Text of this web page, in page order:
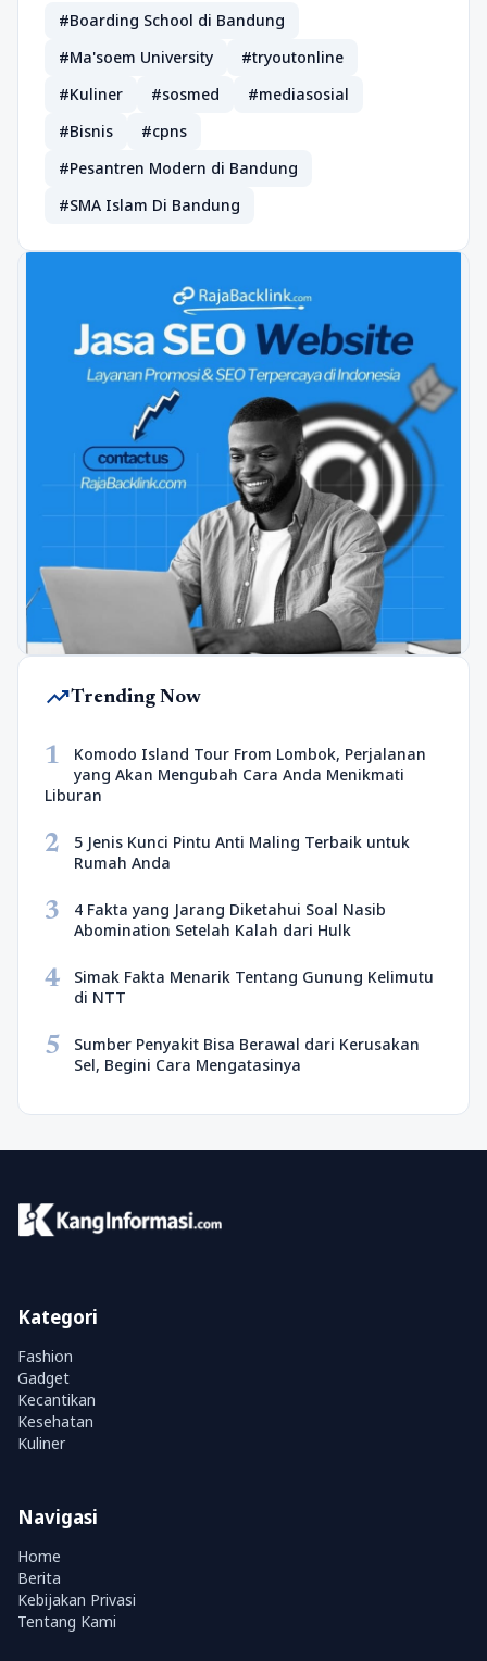
#Boarding School di Bandung
#Ma'soem University
#tryoutonline
#Kuliner
#sosmed
#mediasosial
#Bisnis
#cpns
#Pesantren Modern di Bandung
#SMA Islam Di Bandung
trending_upTrending Now
1
Komodo Island Tour From Lombok, Perjalanan
yang Akan Mengubah Cara Anda Menikmati
Liburan
2
5 Jenis Kunci Pintu Anti Maling Terbaik untuk
Rumah Anda
3
4 Fakta yang Jarang Diketahui Soal Nasib
Abomination Setelah Kalah dari Hulk
4
Simak Fakta Menarik Tentang Gunung Kelimutu
di NTT
5
Sumber Penyakit Bisa Berawal dari Kerusakan
Sel, Begini Cara Mengatasinya
Kategori
Fashion
Gadget
Kecantikan
Kesehatan
Kuliner
Navigasi
Home
Berita
Kebijakan Privasi
Tentang Kami